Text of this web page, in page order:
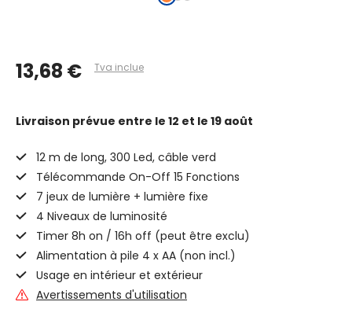
13,68 € Tva inclue
Livraison prévue entre le 12 et le 19 août
12 m de long, 300 Led, câble verd
Télécommande On-Off 15 Fonctions
7 jeux de lumière + lumière fixe
4 Niveaux de luminosité
Timer 8h on / 16h off (peut être exclu)
Alimentation à pile 4 x AA (non incl.)
Usage en intérieur et extérieur
Avertissements d'utilisation